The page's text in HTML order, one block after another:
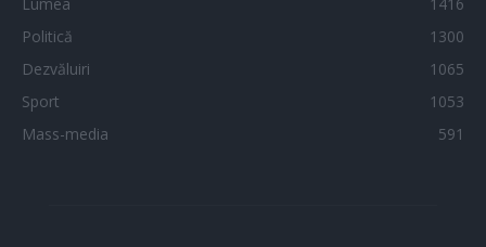
Politică
1300
Dezvăluiri
1065
Sport
1053
Mass-media
591